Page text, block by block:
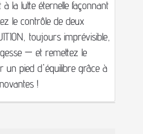
la lutte éternelle façonnant
le contrôle de deux
toujours imprévisible,
— et remettez le
un pied d'équilibre grâce à
!